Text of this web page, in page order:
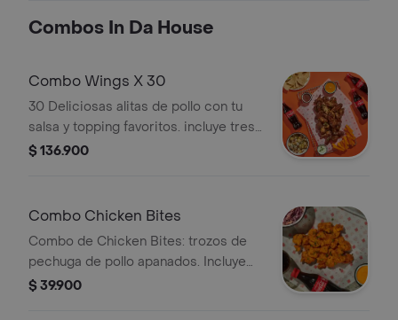
Combos In Da House
Combo Wings X 30
30 Deliciosas alitas de pollo con tu
salsa y topping favoritos. incluye tres
acompañamientos y tres bebidas de
$ 136.900
Combo Chicken Bites
Combo de Chicken Bites: trozos de
pechuga de pollo apanados. Incluye
salsa, topping, acompañamiento y
$ 39.900